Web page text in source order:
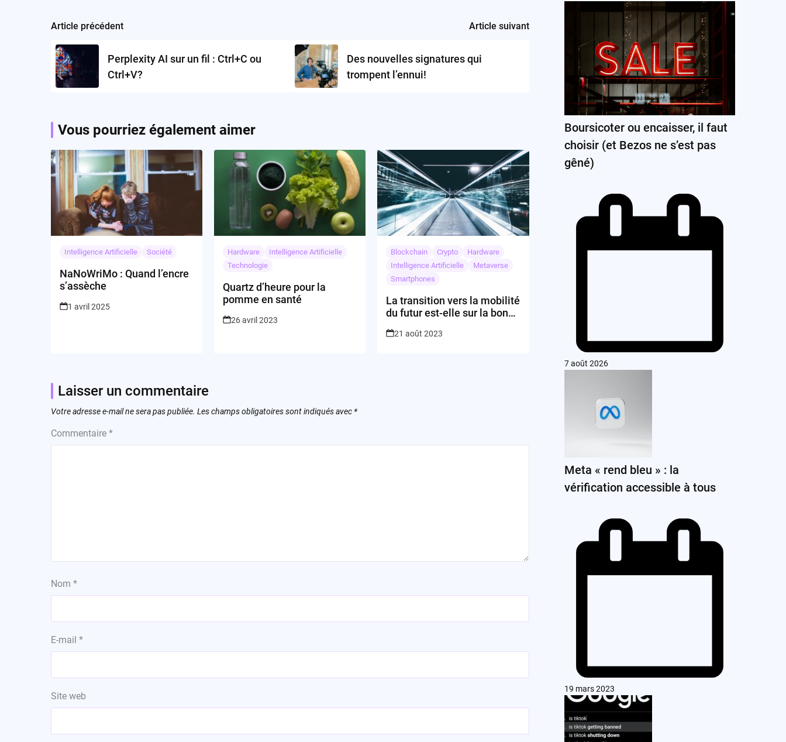
Post
navigation
Article précédent
Perplexity AI sur un fil : Ctrl+C ou
Ctrl+V?
Article suivant
Des nouvelles signatures qui
trompent l’ennui!
Vous pourriez également aimer
Intelligence Artificielle Société
NaNoWriMo : Quand l’encre
s’assèche
1 avril 2025
Hardware
Intelligence Artificielle
Technologie
Quartz d’heure pour la
pomme en santé
26 avril 2023
Blockchain Crypto
Hardware
Intelligence Artificielle
Metaverse
Smartphones
La transition vers la mobilité
du futur est-elle sur la bonne
21 août 2023
Laisser un commentaire
Votre adresse e-mail ne sera pas publiée. Les champs obligatoires sont indiqués avec *
Commentaire *
Nom *
E-mail *
Site web
Boursicoter ou encaisser, il faut
choisir (et Bezos ne s’est pas
gêné)
7 août 2026
Meta « rend bleu » : la
vérification accessible à tous
19 mars 2023